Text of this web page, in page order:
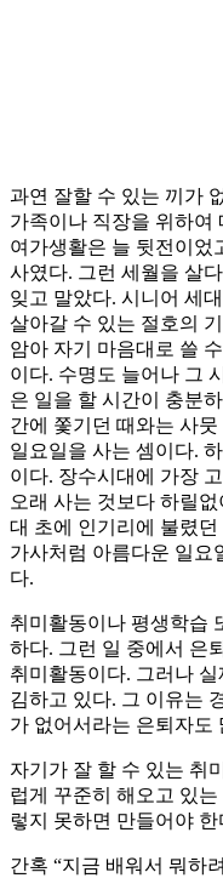
과연 잘할 수 있는 끼가
가족이나 직장을 위하여
여가생활은 늘 뒷전이었
사였다. 그런 세월을 살
잊고 말았다. 시니어 세
살아갈 수 있는 절호의
암아 자기 마음대로 쓸
이다. 수명도 늘어나 그
은 일을 할 시간이 충분
간에 쫓기던 때와는 사
일요일을 사는 셈이다.
이다. 장수시대에 가장
오래 사는 것보다 하릴
대 초에 인기리에 불렸던
가사처럼 아름다운 일요
다.
취미활동이나 평생학습
하다. 그런 일 중에서 은
취미활동이다. 그러나
김하고 있다. 그 이유는
가 없어서라는 은퇴자도
자기가 잘 할 수 있는 취
럽게 꾸준히 해오고 있
렇지 못하면 만들어야 한
간혹 “지금 배워서 뭐하